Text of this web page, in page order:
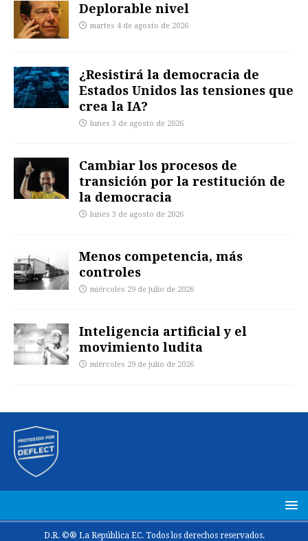
Deplorable nivel
martes 4 de agosto de 2026
¿Resistirá la democracia de
Estados Unidos las tensiones que
crea la IA?
lunes 3 de agosto de 2026
Cambiar los procesos de
transición por la restitución de
la democracia
lunes 3 de agosto de 2026
Menos competencia, más
controles
miércoles 29 de julio de 2026
Inteligencia artificial y el
movimiento ludita
miércoles 29 de julio de 2026
D.R. ©® La República EC. Todos los derechos reservados.